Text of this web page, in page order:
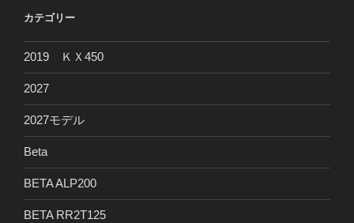
カテゴリー
2019 ＫＸ450
2027
2027モデル
Beta
BETA ALP200
BETA RR2T125